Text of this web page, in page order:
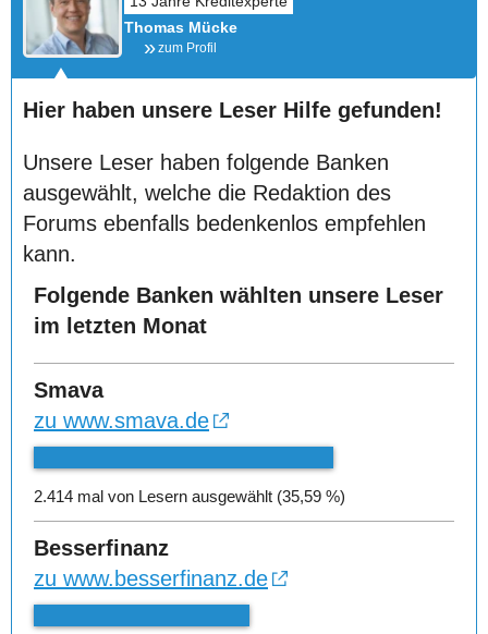
Thomas Mücke
zum Profil
Hier haben unsere Leser Hilfe gefunden!
Unsere Leser haben folgende Banken
ausgewählt, welche die Redaktion des
Forums ebenfalls bedenkenlos empfehlen
kann.
Folgende Banken wählten unsere Leser
im letzten Monat
Smava
zu www.smava.de
2.414 mal von Lesern ausgewählt (35,59 %)
Besserfinanz
zu www.besserfinanz.de